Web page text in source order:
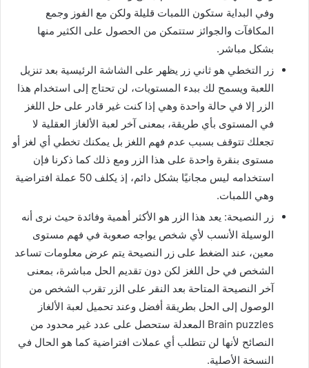
وفي البداية ستكون اللمبات قليلة ولكن مع الفوز وجمع
المكافآت والجوائز ستتمكن من الحصول على الكثير منها
بشكل مباشر.
زر التخطي هو ثاني زر يظهر على الشاشة الرئيسية بعد تنزيل
اللعبة ويسمح لك ببدء المستويات، لن تحتاج إلى استخدام هذا
الزر إلا في حالة واحدة وهي إذا كنت غير قادر على حل اللغز
في المستوى بأي طريقة، بمعنى آخر لعبة الألغاز العقلية لا
تجعلك تتوقف بسبب عدم فهم اللغز بل يمكنك تخطي أي لغز أو
مستوى بنقرة واحدة على هذا الزر ومع ذلك كما ذكرنا فإن
استخدامه ليس مجانيًا بشكل دائم، إذ يكلف 50 عملة افتراضية
وهي اللمبات.
زر النصيحة: يعد هذا الزر هو الأكثر أهمية وفائدة حيث نرى أنه
الوسيلة الأنسب لأي شخص يواجه صعوبة في فهم مستوى
معين، عند الضغط على زر النصيحة يتم عرض معلومات تساعد
الشخص في حل اللغز لكن دون تقديم الحل مباشرة، بمعنى
آخر النصيحة المتاحة بعد النقر على الزر تقرب الشخص من
الوصول إلى الحل بطريقة أفضل وعند تحميل لعبة الألغاز
Brain puzzles المعدلة ستحصل على عدد غير محدود من
النصائح لأنها لن تتطلب أي عملات افتراضية كما هو الحال في
النسخة الأصلية.